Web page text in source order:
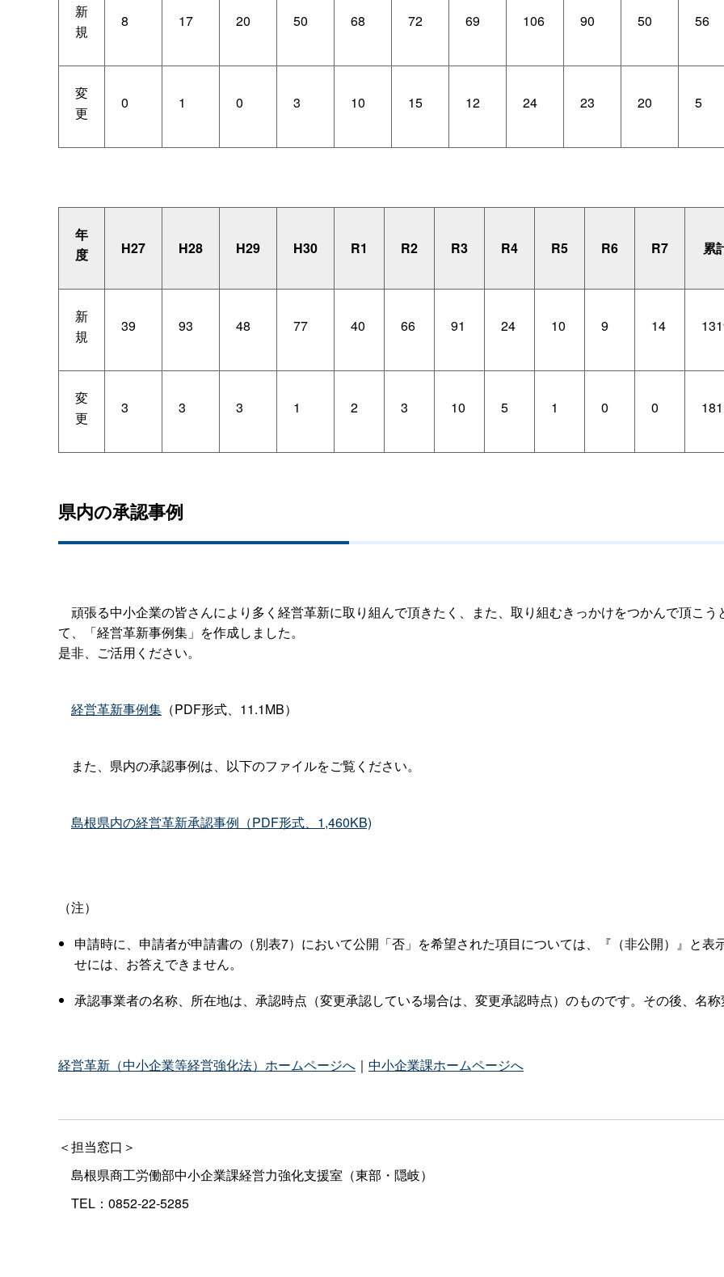
新
規
8 17 20 50 68 72 69 106 90 50 56
変
更
0 1 0 3 10 15 12 24 23 20 5
年
度
H27 H28 H29 H30 R1 R2 R3 R4 R5 R6 R7 累
新
規
39 93 48 77 40 66 91 24 10 9 14
変
更
3 3 3 1 2 3 10 5 1 0 0 181
県内の承認事例
頑張る中小企業の皆さんにより多く経営革新に取り組んで頂きたく、また、取り組むきっかけをつかんで頂こ
て、「経営革新事例集」を作成しました。
是非、ご活用ください。
経営革新事例集 （PDF形式、11.1MB）
また、県内の承認事例は、以下のファイルをご覧ください。
島根県内の経営革新承認事例（PDF形式、1,460KB)
（注）
申請時に、申請者が申請書の（別表7）において公開「否」を希望された項目については、『（非公開）』と
せには、お答えできません。
承認事業者の名称、所在地は、承認時点（変更承認している場合は、変更承認時点）のものです。その後、名
経営革新（中小企業等経営強化法）ホームページへ ｜ 中小企業課ホームページへ
＜担当窓口＞
島根県商工労働部中小企業課経営力強化支援室（東部・隠岐）
TEL：0852-22-5285